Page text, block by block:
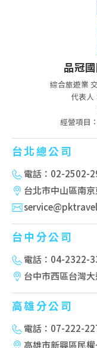
品冠
綜合旅遊業
代表人
經營項目
台北總公司
電話：02-2502-
台北市中山區南
台中分公司
電話：04-2322-
台中市西區台灣
高雄分公司
電話：07-222-
高雄市新興區民